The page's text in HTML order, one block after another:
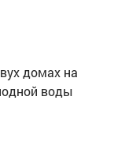
домах на
воды